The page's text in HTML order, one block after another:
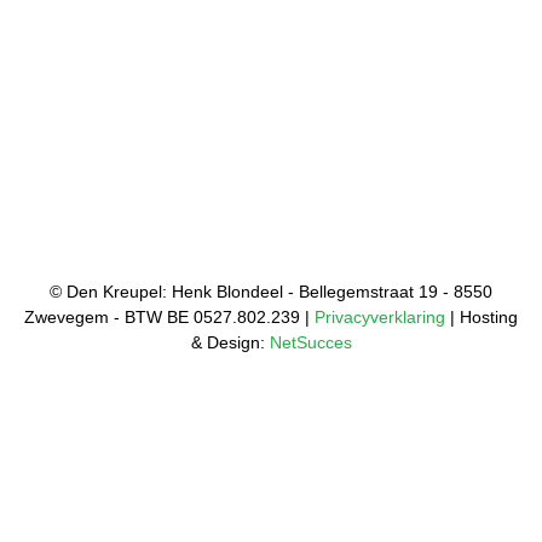
© Den Kreupel: Henk Blondeel - Bellegemstraat 19 - 8550
Zwevegem - BTW BE 0527.802.239 | Privacyverklaring | Hosting
& Design: NetSucces